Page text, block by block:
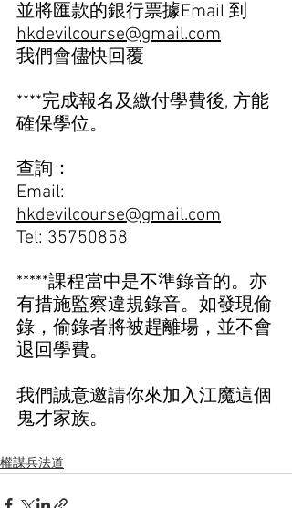
並將匯款的銀行票據Email 到
hkdevilcourse@gmail.com
我們會儘快回覆
****完成報名及繳付學費後, 方能
確保學位。
查詢：
Email:
hkdevilcourse@gmail.com
Tel: 35750858
*****課程當中是不準錄音的。亦
有措施監察違規錄音。如發現偷
錄，偷錄者將被趕離場，並不會
退回學費。
我們誠意邀請你來加入江魔這個
鬼才家族。
權謀兵法道